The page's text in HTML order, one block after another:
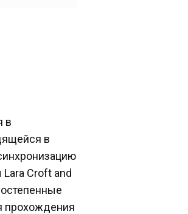
в
в
Croft and
прохождения